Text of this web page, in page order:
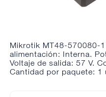
Mikrotik MT48-570080-
alimentación: Interna.
Voltaje de salida: 57 V.
Cantidad por paquete: 1